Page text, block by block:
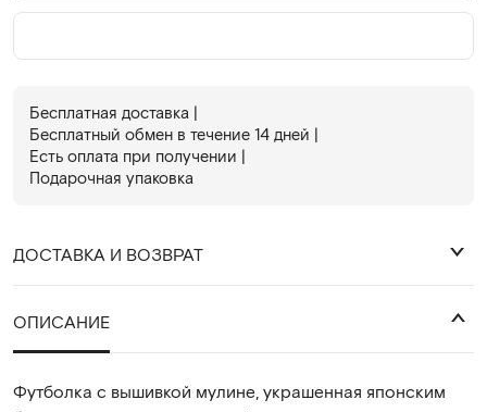
Бесплатная доставка |
Бесплатный обмен в течениe 14 дней |
Есть оплата при получении |
Подарочная упаковка
ДОСТАВКА И ВОЗВРАТ
ОПИСАНИЕ
Футболка с вышивкой мулине, украшенная японским